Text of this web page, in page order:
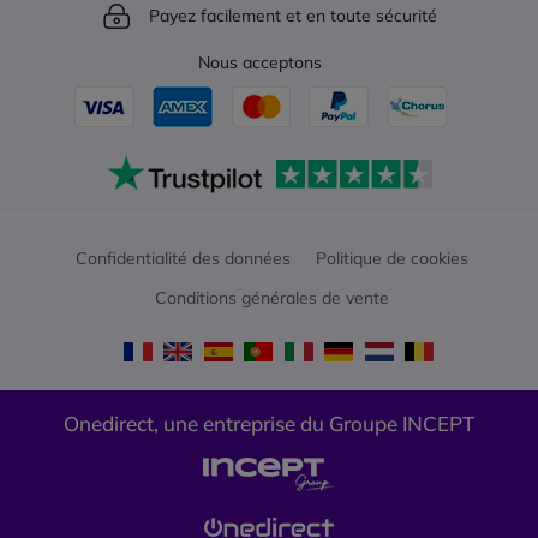
Payez facilement et en toute sécurité
Nous acceptons
Confidentialité des données
Politique de cookies
Conditions générales de vente
Onedirect, une entreprise du Groupe INCEPT